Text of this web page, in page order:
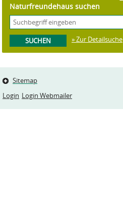
Naturfreundehaus suchen
» Zur Detailsuche
Sitemap
Login Login Webmailer